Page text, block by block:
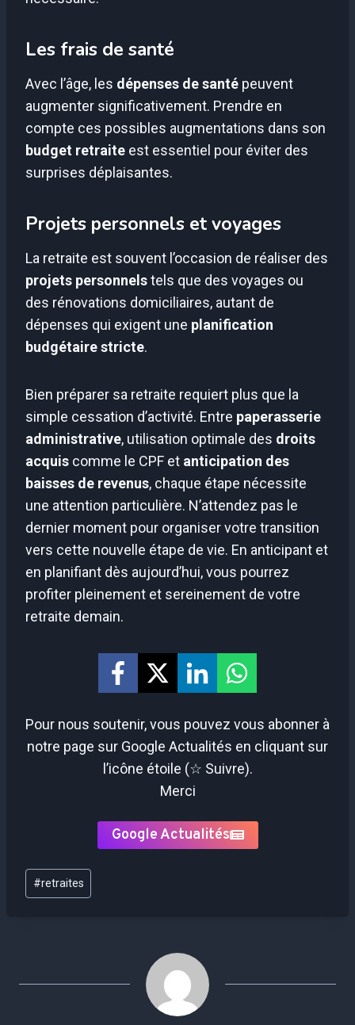
Les frais de santé
Avec l’âge, les dépenses de santé peuvent
augmenter significativement. Prendre en
compte ces possibles augmentations dans son
budget retraite est essentiel pour éviter des
surprises déplaisantes.
Projets personnels et voyages
La retraite est souvent l’occasion de réaliser des
projets personnelstels que des voyages ou
des rénovations domiciliaires, autant de
dépenses qui exigent une planification
budgétaire stricte.
Bien préparer sa retraite requiert plus que la
simple cessation d’activité. Entre paperasserie
administrative, utilisation optimale des droits
acquis comme le CPF et anticipation des
baisses de revenus, chaque étape nécessite
une attention particulière. N’attendez pas le
dernier moment pour organiser votre transition
vers cette nouvelle étape de vie. En anticipant et
en planifiant dès aujourd’hui, vous pourrez
profiter pleinement et sereinement de votre
retraite demain.
Pour nous soutenir, vous pouvez vous abonner à
notre page sur Google Actualités en cliquant sur
l’icône étoile (☆ Suivre).
Merci
Google Actualités
Étiquettes
de
#retraites